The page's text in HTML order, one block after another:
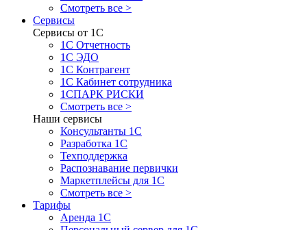
Смотреть все >
Сервисы
Сервисы от 1С
1С Отчетность
1С ЭДО
1С Контрагент
1С Кабинет сотрудника
1СПАРК РИСКИ
Смотреть все >
Наши сервисы
Консультанты 1С
Разработка 1С
Техподдержка
Распознавание первички
Маркетплейсы для 1С
Смотреть все >
Тарифы
Аренда 1С